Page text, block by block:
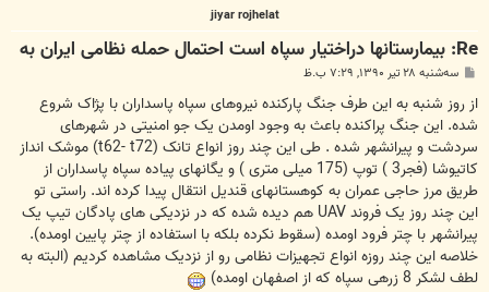
jiyar rojhelat
Re: بیمارستانها دراختیار سپاه است احتمال حمله نظامی ایران به
ت
سه‌شنبه ۲۸ تیر ۱۳۹۰, ۷:۲۹ ب.ظ
از روز شنبه به این طرف جنگ پارکنده نیروهای سپاه پاسداران با پژاک شروع
شده. این جنگ پراکنده باعث به وجود اومدن یک جو امنیتی در شهرهای
سردشت و پیرانشهر شده . طی این چند روز انواع تانک (t62- t72) موشک انداز
کاتیوشا (فجر3 ) توپ (175 میلی متری ) و یگانهای پیاده سپاه پاسداران از
طریق مرز حاجی عمران به کوهستانهای قندیل انتقال پیدا کرده اند. راستی تو
این چند روز یک فروند UAV هم دیده شده که در نزدیکی های پادگان تیپ یک
پیرانشهر با چتر فرود اومده (سقوط نکرده بلکه با استفاده از چتر پایین اومده).
خلاصه این چند روزه انواع تجهیزات نظامی رو از نزدیک مشاهده کردیم (البته به
لطف لشکر 8 زرهی سپاه که از اصفهان اومده)